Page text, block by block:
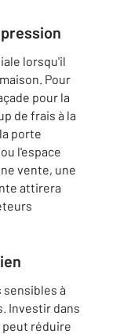
lorsqu'il
Pour
pour la
de frais à la
porte
l'espace
vente, une
attirera
sensibles à
Investir dans
réduire